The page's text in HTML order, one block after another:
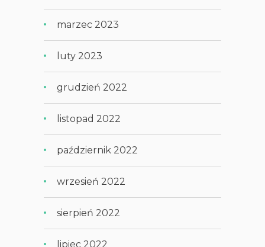
marzec 2023
luty 2023
grudzień 2022
listopad 2022
październik 2022
wrzesień 2022
sierpień 2022
lipiec 2022